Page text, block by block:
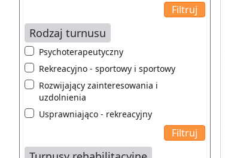
Rodzaj turnusu
Psychoterapeutyczny
Rekreacyjno - sportowy i sportowy
Rozwijający zainteresowania i
uzdolnienia
Usprawniająco - rekreacyjny